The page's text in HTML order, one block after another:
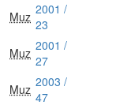
Muz 2001 /
23
Muz 2001 /
27
Muz 2003 /
47